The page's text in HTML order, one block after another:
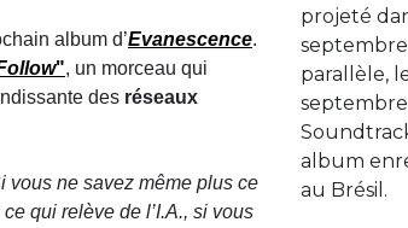
album d’Evanescence.
", un morceau qui
des réseaux
vous ne savez même plus ce
qui relève de l’I.A., si vous
projeté
parallèle,
album
au Brésil.